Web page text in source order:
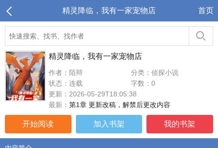
精灵降临，我有一家宠物店 首页
精灵降临，我有一家宠物店
作者：陌辩
分类：侦探小说
状态：连载
字数：0
更新：2026-05-29T18:05:38
最新： 第1章 更新改稿，解禁后更改内容
开始阅读 加入书架 我的书架